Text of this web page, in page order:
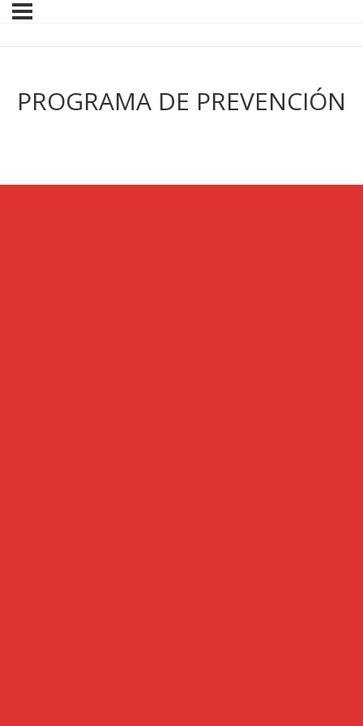
PROGRAMA DE PREVENCIÓN